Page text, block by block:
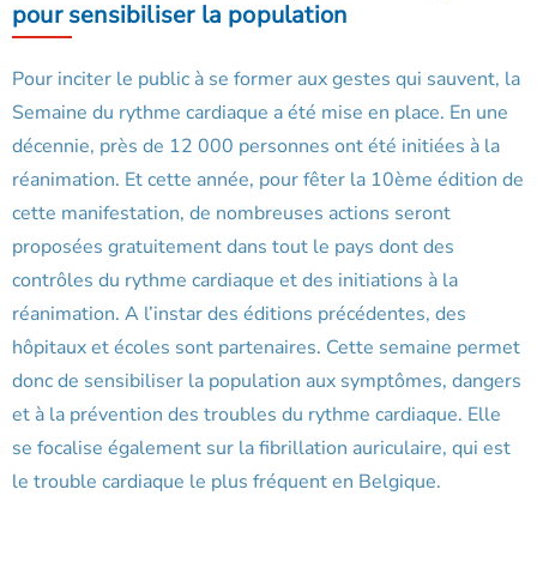
pour sensibiliser la population
Pour inciter le public à se former aux gestes qui sauvent, la
Semaine du rythme cardiaque a été mise en place. En une
décennie, près de 12 000 personnes ont été initiées à la
réanimation. Et cette année, pour fêter la 10ème édition de
cette manifestation, de nombreuses actions seront
proposées gratuitement dans tout le pays dont des
contrôles du rythme cardiaque et des initiations à la
réanimation. A l’instar des éditions précédentes, des
hôpitaux et écoles sont partenaires. Cette semaine permet
donc de sensibiliser la population aux symptômes, dangers
et à la prévention des troubles du rythme cardiaque. Elle
se focalise également sur la fibrillation auriculaire, qui est
le trouble cardiaque le plus fréquent en Belgique.